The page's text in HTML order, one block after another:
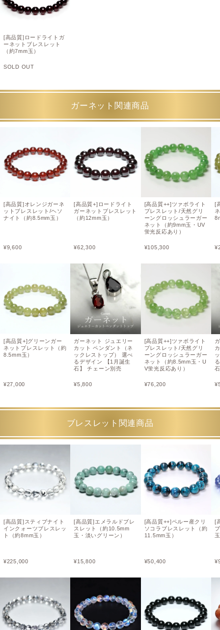
[高品質]ロードライトガ
ーネットブレスレット
（約7mm玉）
SOLD OUT
ガーネット関連商品
[高品質]オレンジガーネ
ットブレスレット/ヘソ
ナイト（約8.5mm玉）
¥9,600
[高品質+]グリーンガー
ネットブレスレット（約
8.5mm玉）
¥27,000
[高品質+]ロードライト
ガーネットブレスレット
（約12mm玉）
¥62,300
ガーネット ジュエリー
カット ペンダント（ネ
ックレストップ） 選べ
るデザイン 【1月誕生
石】 チェーン別売
¥5,800
[高品質++]ツァボライト
ブレスレット/天然グリ
ーングロッシュラーガー
ネット（約9mm玉・UV
蛍光反応あり）
¥105,300
[高品質++]ツァボライト
ブレスレット/天然グリ
ーングロッシュラーガー
ネット（約8.5mm玉・U
V蛍光反応あり）
¥76,200
[
¥
¥
ブレスレット関連商品
[高品質]スティブナイト
インクォーツブレスレッ
ト（約8mm玉）
¥225,000
[高品質]エメラルドブレ
スレット（約10.5mm
玉・淡いグリーン）
¥15,800
[高品質++]ペルー産クリ
ソコラブレスレット（約
11.5mm玉）
¥50,400
[
¥